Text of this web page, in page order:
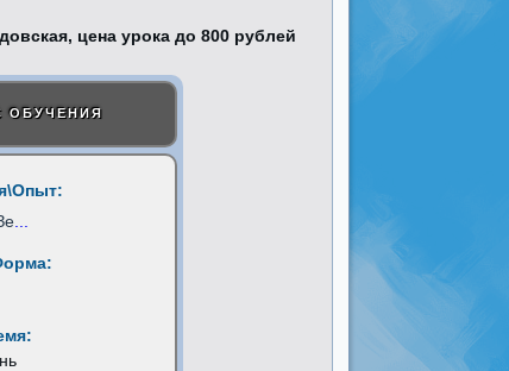
ОБУЧЕНИЯ
...